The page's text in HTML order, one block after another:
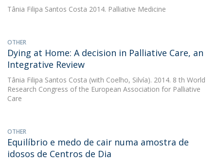
Tânia Filipa Santos Costa 2014. Palliative Medicine
OTHER
Dying at Home: A decision in Palliative Care, an
Integrative Review
Tânia Filipa Santos Costa (with Coelho, Silvía). 2014. 8 th World
Research Congress of the European Association for Palliative
Care
OTHER
Equilíbrio e medo de cair numa amostra de
idosos de Centros de Dia